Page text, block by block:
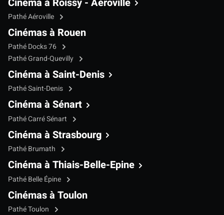
Pathé Aéroville
Cinémas à Rouen
Pathé Docks 76
Pathé Grand-Quevilly
Cinéma à Saint-Denis
Pathé Saint-Denis
Cinéma à Sénart
Pathé Carré Sénart
Cinéma à Strasbourg
Pathé Brumath
Cinéma à Thiais-Belle-Epine
Pathé Belle Épine
Cinémas à Toulon
Pathé Toulon